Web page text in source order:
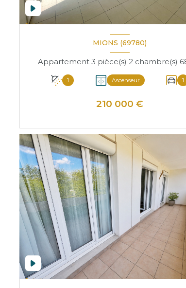
MIONS (69780)
1 Ascenseur 1
210 000 €